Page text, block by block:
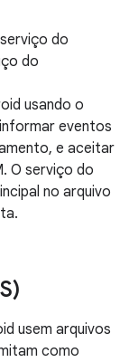
do
do
usando o
eventos
e aceitar
O serviço do
no arquivo
usem arquivos
como